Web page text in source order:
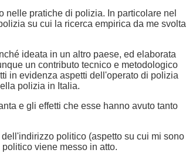
nelle pratiche di polizia. In particolare nel
su cui la ricerca empirica da me svolta
ideata in un altro paese, ed elaborata
un contributo tecnico e metodologico
in evidenza aspetti dell'operato di polizia
polizia in Italia.
e gli effetti che esse hanno avuto tanto
politico (aspetto su cui mi sono
viene messo in atto.